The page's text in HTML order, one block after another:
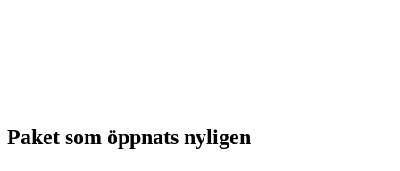
Paket som öppnats nyligen